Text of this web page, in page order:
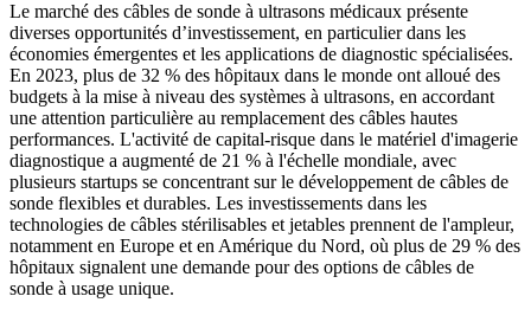
Le marché des câbles de sonde à ultrasons médicaux présente
diverses opportunités d’investissement, en particulier dans les
économies émergentes et les applications de diagnostic spécialisées.
En 2023, plus de 32 % des hôpitaux dans le monde ont alloué des
budgets à la mise à niveau des systèmes à ultrasons, en accordant
une attention particulière au remplacement des câbles hautes
performances. L'activité de capital-risque dans le matériel d'imagerie
diagnostique a augmenté de 21 % à l'échelle mondiale, avec
plusieurs startups se concentrant sur le développement de câbles de
sonde flexibles et durables. Les investissements dans les
technologies de câbles stérilisables et jetables prennent de l'ampleur,
notamment en Europe et en Amérique du Nord, où plus de 29 % des
hôpitaux signalent une demande pour des options de câbles de
sonde à usage unique.